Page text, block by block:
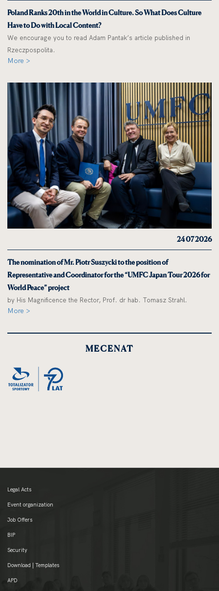
Poland Ranks 20th in the World in Culture. So What Does Culture
Have to Do with Local Content?
We encourage you to read Adam Pantak’s article published in
Rzeczpospolita.
More >
24 07 2026
The nomination of Mr. Piotr Suszycki to the position of
Representative and Coordinator for the “UMFC Japan Tour 2026 for
World Peace” project
by His Magnificence the Rector, Prof. dr hab. Tomasz Strahl.
More >
MECENAT
Legal Acts
Event organization
Job Offers
BIP
Security
Download | Templates
APD